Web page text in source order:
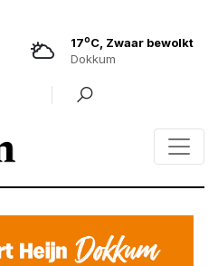
17oC, Zwaar bewolkt
Dokkum